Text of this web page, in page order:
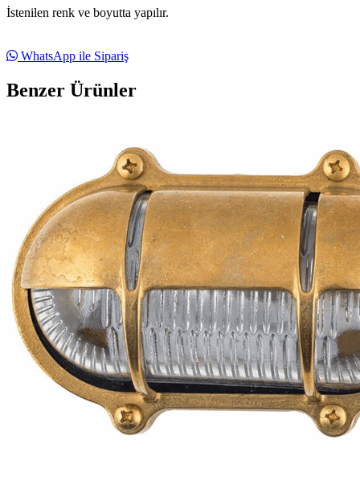
İstenilen renk ve boyutta yapılır.
WhatsApp ile Sipariş
Benzer Ürünler